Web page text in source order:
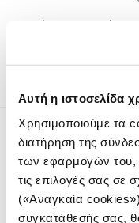
Αυτή η ιστοσελίδα
Χρησιμοποιούμε τα
διατήρηση της
των εφαρμογών του,
τις επιλογές σας σε
(«Αναγκαία
συγκατάθεσής σας,
Ομιλίες,
Το iMEdD είναι ένας